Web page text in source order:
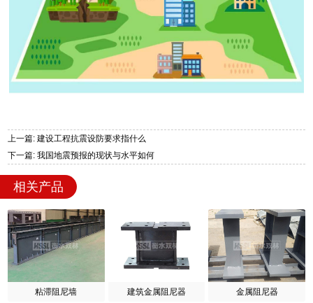
上一篇: 建设工程抗震设防要求指什么
下一篇: 我国地震预报的现状与水平如何
相关产品
粘滞阻尼墙 建筑金属阻尼器 金属阻尼器